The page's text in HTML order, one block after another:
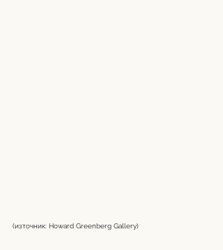
(източник: Howard Greenberg Gallery)